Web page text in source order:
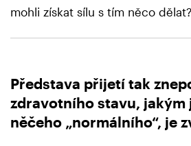
mohli získat sílu s tím něco dělat?
Představa přijetí tak
zdravotního stavu, jakým
něčeho „normálního“, je